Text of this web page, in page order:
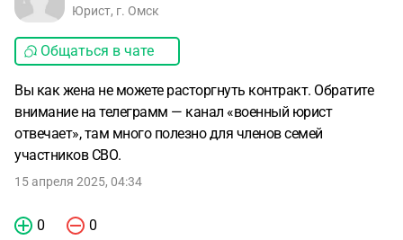
Юрист, г. Омск
Общаться в чате
Вы как жена не можете расторгнуть контракт. Обратите
внимание на телеграмм — канал «военный юрист
отвечает», там много полезно для членов семей
участников СВО.
15 апреля 2025, 04:34
0 0